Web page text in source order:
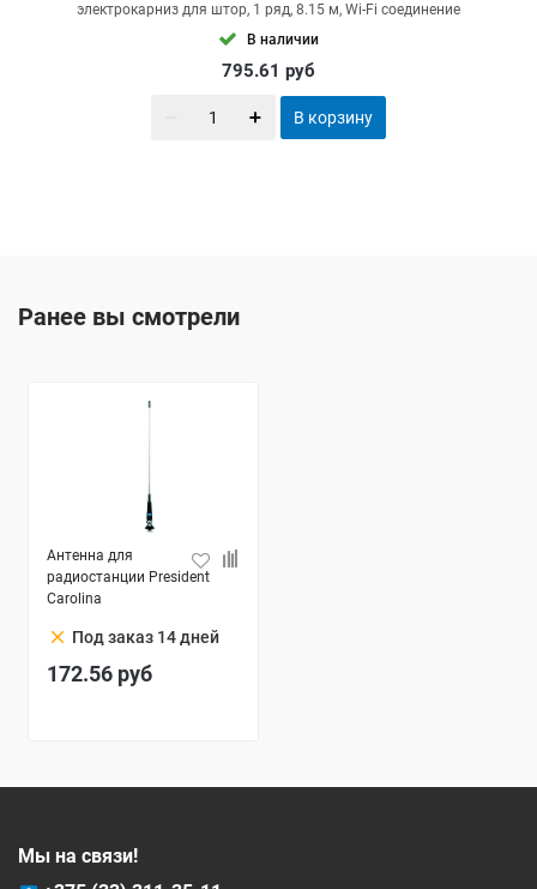
электрокарниз для штор, 1 ряд, 8.15 м, Wi-Fi соединение
В наличии
795.61 руб
В корзину
Ранее вы смотрели
Антенна для
радиостанции President
Carolina
clear Под заказ 14 дней
172.56 руб
Мы на связи!